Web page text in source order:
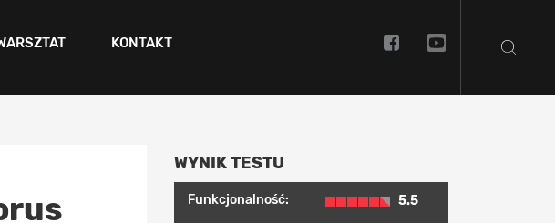
KONTAKT
WYNIK TESTU
Funkcjonalność: 5.5